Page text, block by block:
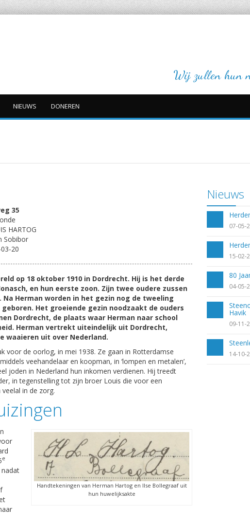
Wij zullen hun
NIEUWS DONEREN
35
HARTOG
Sobibor
20
op 18 oktober 1910 in Dordrecht. Hij is het derde
en hun eerste zoon. Zijn twee oudere zussen
Na Herman worden in het gezin nog de tweeling
Het groeiende gezin noodzaakt de ouders
Dordrecht, de plaats waar Herman naar school
Herman vertrekt uiteindelijk uit Dordrecht,
waaieren uit over Nederland.
voor de oorlog, in mei 1938. Ze gaan in Rotterdamse
veehandelaar en koopman, in ‘lompen en metalen’,
joden in Nederland hun inkomen verdienen. Hij treedt
in tegenstelling tot zijn broer Louis die voor een
in de zorg.
Handtekeningen van Herman Hartog en Ilse Bollegraaf uit
hun huwelijksakte
e
Nieuws
07-05-
15-02-
80
04-05-
Havik
09-11-
14-10-